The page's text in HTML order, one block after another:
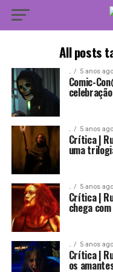
All posts
. 5 anos ago
Comic-
. 5 anos ago
Crítica |
uma
. 5 anos ago
Crítica |
chega
. 5 anos ago
Crítica |
os